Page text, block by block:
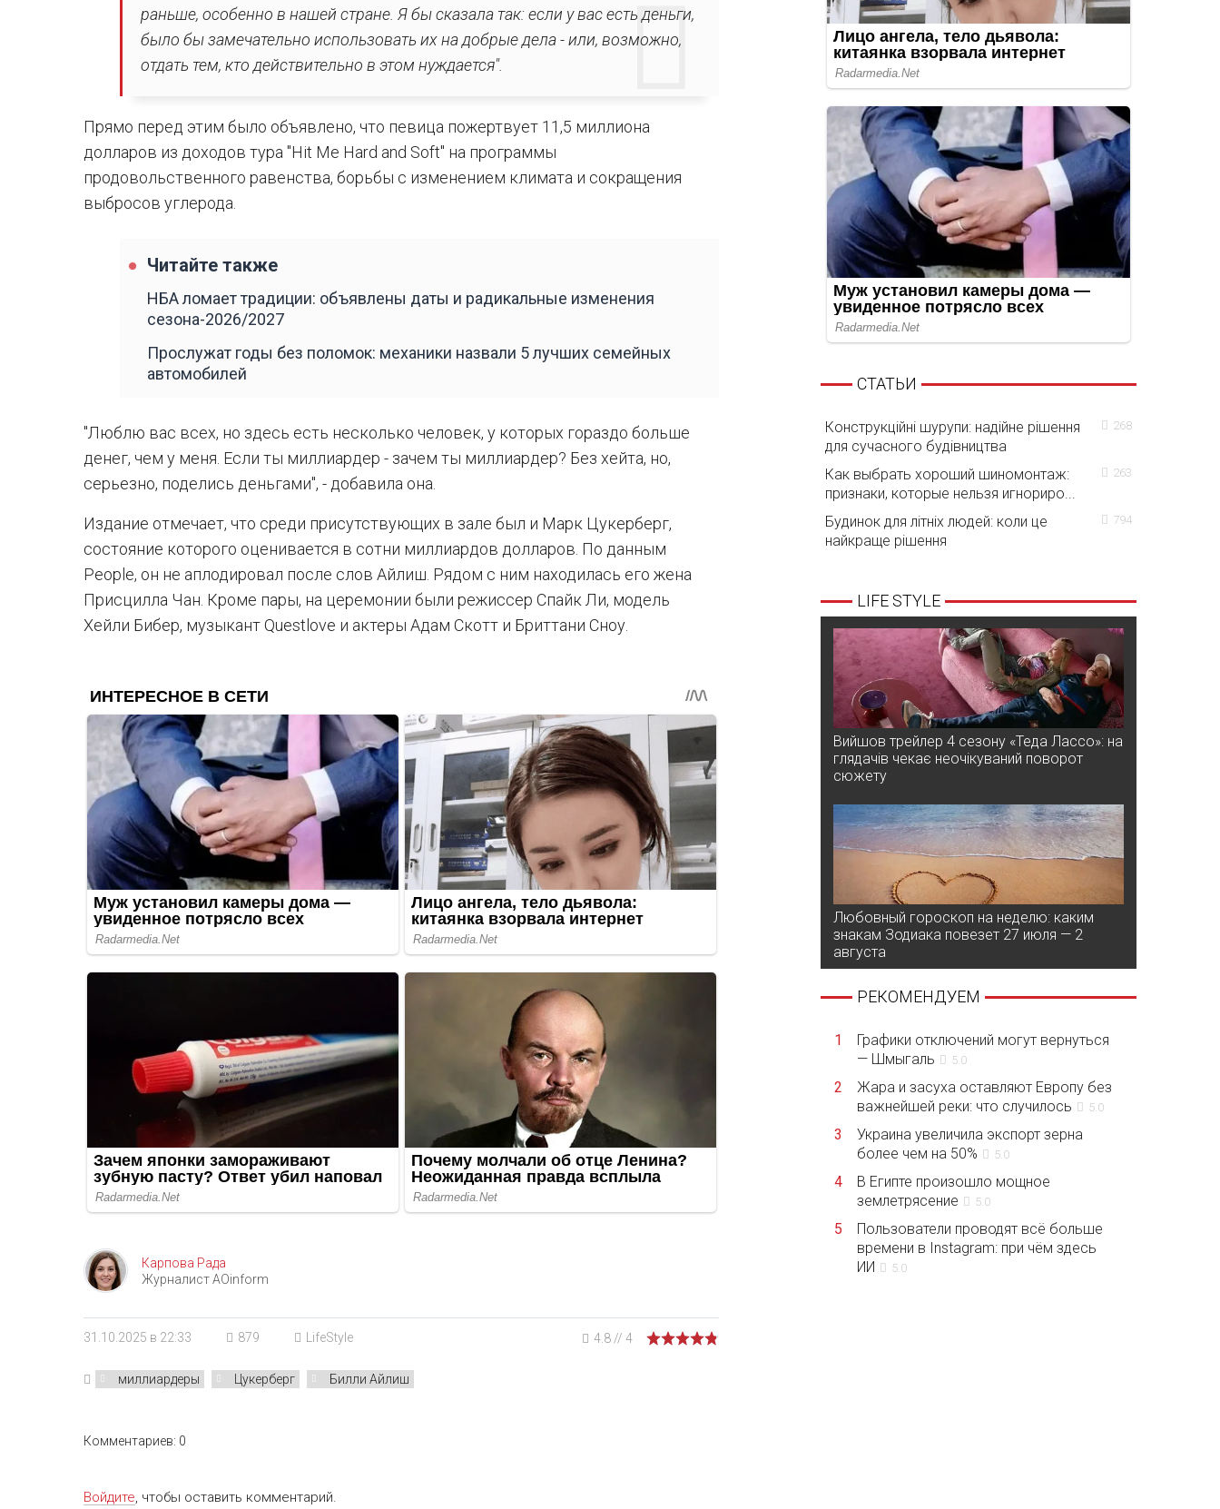
раньше, особенно в нашей стране. Я бы сказала так: если у вас есть деньги,
было бы замечательно использовать их на добрые дела - или, возможно,
отдать тем, кто действительно в этом нуждается".
Прямо перед этим было объявлено, что певица пожертвует 11,5 миллиона
долларов из доходов тура "Hit Me Hard and Soft" на программы
продовольственного равенства, борьбы с изменением климата и сокращения
выбросов углерода.
Читайте также
НБА ломает традиции: объявлены даты и радикальные изменения
сезона-2026/2027
Прослужат годы без поломок: механики назвали 5 лучших семейных
автомобилей
"Люблю вас всех, но здесь есть несколько человек, у которых гораздо больше
денег, чем у меня. Если ты миллиардер - зачем ты миллиардер? Без хейта, но,
серьезно, поделись деньгами", - добавила она.
Издание отмечает, что среди присутствующих в зале был и Марк Цукерберг,
состояние которого оценивается в сотни миллиардов долларов. По данным
People, он не аплодировал после слов Айлиш. Рядом с ним находилась его жена
Присцилла Чан. Кроме пары, на церемонии были режиссер Спайк Ли, модель
Хейли Бибер, музыкант Questlove и актеры Адам Скотт и Бриттани Сноу.
Карпова Рада
Журналист AOinform
31.10.2025 в 22:33 879 LifeStyle 4.8 // 4
миллиардеры Цукерберг Билли Айлиш
Комментариев: 0
Войдите, чтобы оставить комментарий.
СТАТЬИ
Конструкційні шурупи: надійне рішення
для сучасного будівництва
268
Как выбрать хороший шиномонтаж:
признаки, которые нельзя игнориро...
263
Будинок для літніх людей: коли це
найкраще рішення
794
LIFE STYLE
Вийшов трейлер 4 сезону «Теда Лассо»: на
глядачів чекає неочікуваний поворот
сюжету
Любовный гороскоп на неделю: каким
знакам Зодиака повезет 27 июля — 2
августа
РЕКОМЕНДУЕМ
1
Графики отключений могут вернуться
— Шмыгаль
5.0
2
Жара и засуха оставляют Европу без
важнейшей реки: что случилось
5.0
3
Украина увеличила экспорт зерна
более чем на 50%
5.0
4
В Египте произошло мощное
землетрясение
5.0
5
Пользователи проводят всё больше
времени в Instagram: при чём здесь
ИИ
5.0